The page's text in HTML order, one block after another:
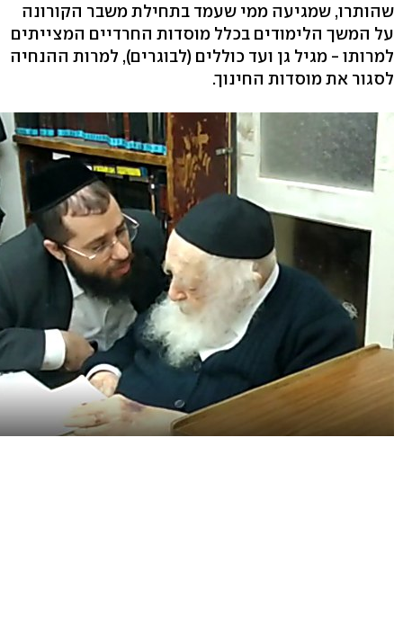
שהותרו, שמגיעה ממי שעמד בתחילת משבר הקורונה
על המשך הלימודים בכלל מוסדות החרדיים המצייתים
למרותו - מגיל גן ועד כוללים (לבוגרים), למרות ההנחיה
לסגור את מוסדות החינוך.